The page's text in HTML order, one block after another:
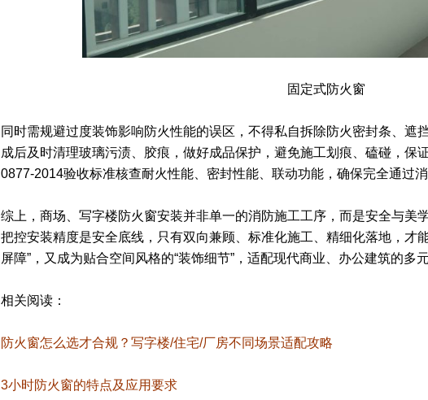
固定式防火窗
同时需规避过度装饰影响防火性能的误区，不得私自拆除防火密封条、遮
成后及时清理玻璃污渍、胶痕，做好成品保护，避免施工划痕、磕碰，保
0877-2014验收标准核查耐火性能、密封性能、联动功能，确保完全通过消
综上，商场、写字楼防火窗安装并非单一的消防施工工序，而是安全与美
把控安装精度是安全底线，只有双向兼顾、标准化施工、精细化落地，才
屏障”，又成为贴合空间风格的“装饰细节”，适配现代商业、办公建筑的多元
相关阅读：
防火窗怎么选才合规？写字楼/住宅/厂房不同场景适配攻略
3小时防火窗的特点及应用要求